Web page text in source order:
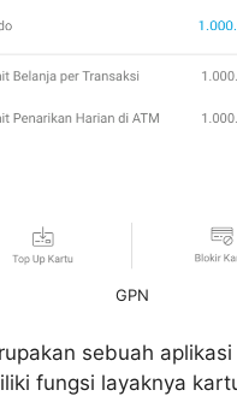
GPN
sebuah aplikasi
fungsi layaknya